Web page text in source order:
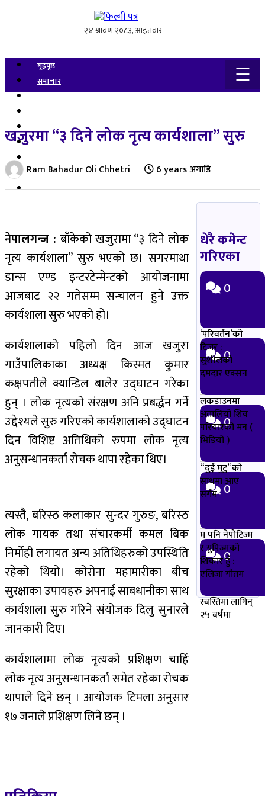
☰
गृहपृष्ठ
समाचार
गसिप
फोटो / भिडियो
बलिउड / हलिउड
जीवनशैली
खजुरमा “३ दिने लोक नृत्य कार्यशाला” सुरु
Ram Bahadur Oli Chhetri 6 years अगाडि
नेपालगन्ज : बाँकेको खजुरामा “३ दिने लोक
नृत्य कार्यशाला” सुरु भएको छ। सगरमाथा
डान्स एण्ड इन्टरटेन्मेन्टको आयोजनामा
आजबाट २२ गतेसम्म सन्चालन हुने उक्त
कार्यशाला सुरु भएको हो।
कार्यशालाको पहिलो दिन आज खजुरा
गाउँपालिकाका अध्यक्ष किस्मत कुमार
कक्षपतीले क्यान्डिल बालेर उद्घाटन गरेका
हुन् । लोक नृत्यको संरक्षण अनि प्रबर्द्धन गर्ने
उद्देश्यले सुरु गरिएको कार्यशालाको उद्घाटन
दिन विशिष्ट अतिथिको रुपमा लोक नृत्य
अनुसन्धानकर्ता रोचक थापा रहेका थिए।
त्यस्तै, बरिस्ठ कलाकार सुन्दर गुरुङ, बरिस्ठ
लोक गायक तथा संचारकर्मी कमल बिक
निर्मोही लगायत अन्य अतिथिहरुको उपस्थिति
रहेको थियो। कोरोना महामारीका बीच
सुरक्षाका उपायहरु अपनाई साबधानीका साथ
कार्यशाला सुरु गरिने संयोजक दिलु सुनारले
जानकारी दिए।
कार्यशालामा लोक नृत्यको प्रशिक्षण चाहिँ
लोक नृत्य अनुसन्धानकर्ता समेत रहेका रोचक
थापाले दिने छन् । आयोजक टिमला अनुसार
१७ जनाले प्रशिक्षण लिने छन् ।
धेरै कमेन्ट
गरिएका
0
‘परिवर्तन’को
टिजर :
सुशीलको
दमदार एक्सन
0
लकडाउनमा
अतालियो शिव
परियारको मन (
भिडियो )
0
“दुई मुटु”को
साथमा आए
सर्गम 0
म पनि नेपोटिज्म
र ग्रुपिज्मको
शिकार हुँ :
एलिजा गौतम
0
स्वस्तिमा लागिन्
२५ वर्षमा